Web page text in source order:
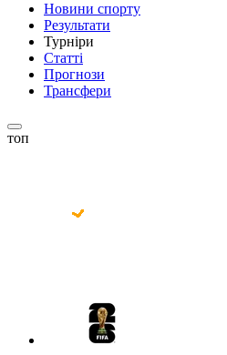
Новини спорту
Результати
Турніри
Статті
Прогнози
Трансфери
топ